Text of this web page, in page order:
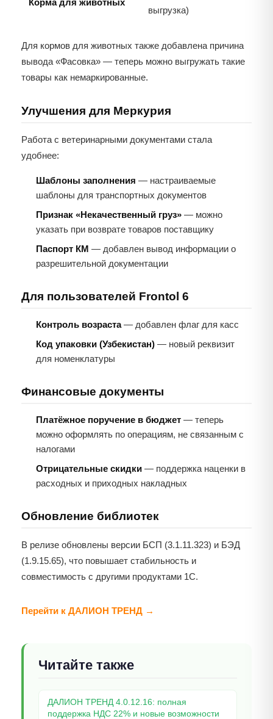
Корма для животных
выгрузка)
Для кормов для животных также добавлена причина
вывода «Фасовка» — теперь можно выгружать такие
товары как немаркированные.
Улучшения для Меркурия
Работа с ветеринарными документами стала
удобнее:
Шаблоны заполнения — настраиваемые
шаблоны для транспортных документов
Признак «Некачественный груз» — можно
указать при возврате товаров поставщику
Паспорт КМ — добавлен вывод информации о
разрешительной документации
Для пользователей Frontol 6
Контроль возраста— добавлен флаг для касс
Код упаковки (Узбекистан) — новый реквизит
для номенклатуры
Финансовые документы
Платёжное поручение в бюджет — теперь
можно оформлять по операциям, не связанным с
налогами
Отрицательные скидки — поддержка наценки в
расходных и приходных накладных
Обновление библиотек
В релизе обновлены версии БСП (3.1.11.323) и БЭД
(1.9.15.65), что повышает стабильность и
совместимость с другими продуктами 1С.
Перейти к ДАЛИОН ТРЕНД →
Читайте также
ДАЛИОН ТРЕНД 4.0.12.16: полная
поддержка НДС 22% и новые возможности